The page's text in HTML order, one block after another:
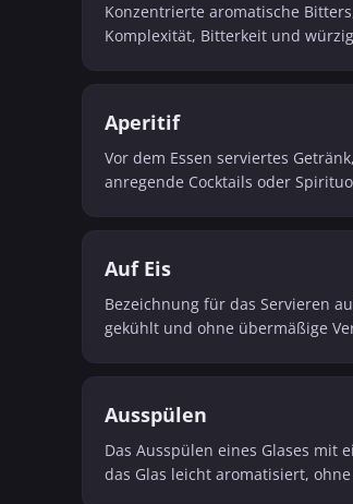
Konzentrierte aromatische
Komplexität, Bitterkeit und
Aperitif
Vor dem Essen serviertes
anregende Cocktails oder
Auf Eis
Bezeichnung für das Servieren
gekühlt und ohne übermäßige
Ausspülen
Das Ausspülen eines Glases mit
das Glas leicht aromatisiert,